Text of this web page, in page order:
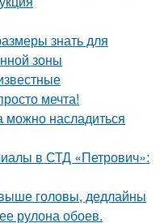
знать для
зоны
мечта!
можно насладиться
в СТД «Петрович»:
головы, дедлайны
рулона обоев.